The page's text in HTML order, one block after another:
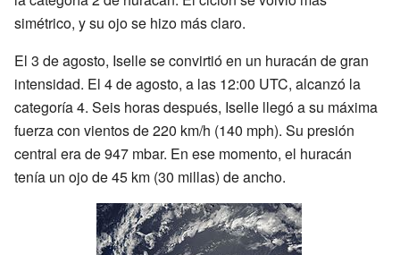
simétrico, y su ojo se hizo más claro.
El 3 de agosto, Iselle se convirtió en un huracán de gran
intensidad. El 4 de agosto, a las 12:00 UTC, alcanzó la
categoría 4. Seis horas después, Iselle llegó a su máxima
fuerza con vientos de 220 km/h (140 mph). Su presión
central era de 947 mbar. En ese momento, el huracán
tenía un ojo de 45 km (30 millas) de ancho.